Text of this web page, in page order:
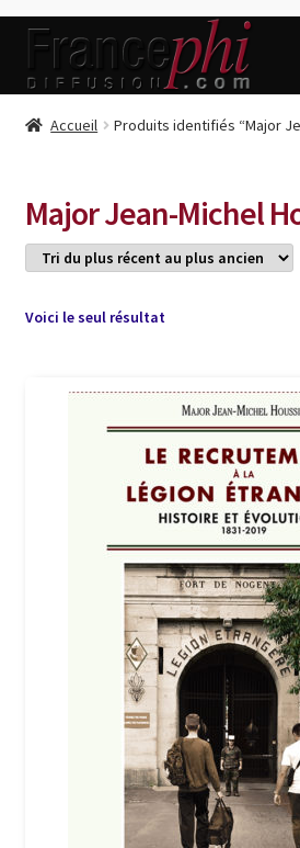
Aller
la
Aller
contenu
Accueil
Compte
Conditions de Vente
Connection
Listes d’Envies
Livres de Peter Randa
Livres de Philippe Randa
Login Customizer
Nous Contacter
Politique de confidentialité et
Qui sommes-nous ?
Soutien à Philippe Randa
Suivi de la Commande
Accueil Produits identifiés “Major
Major Jean-Michel
Voici le seul résultat